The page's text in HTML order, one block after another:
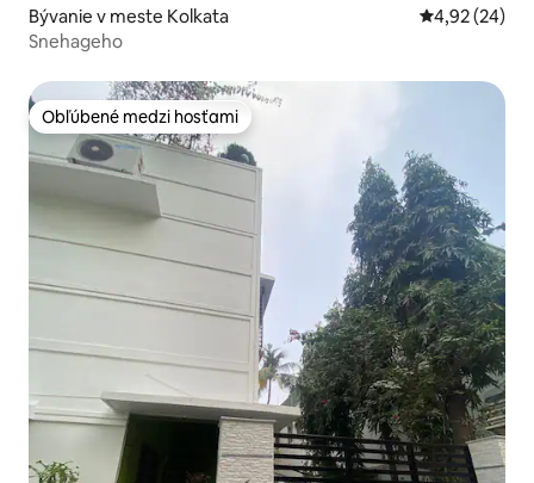
Bývanie v meste Kolkata Priemerné
4,92 (24)
Snehageho
Obľúbené medzi hosťami
Obľúbené medzi hosťami